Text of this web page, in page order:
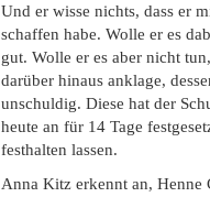
Und er wisse nichts, dass er
schaffen habe. Wolle er es
gut. Wolle er es aber nicht
darüber hinaus anklage,
unschuldig. Diese hat der
heute an für 14 Tage
festhalten lassen.
Anna Kitz erkennt an, Henne